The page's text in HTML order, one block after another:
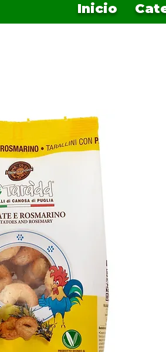
Inicio